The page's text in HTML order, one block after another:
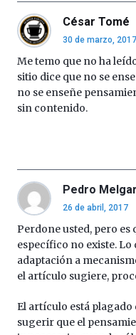
César Tomé
30 de marzo, 2017
Me temo que no ha
sitio dice que no se
no se enseñe
sin contenido.
Pedro Melgar
26 de abril, 2017
Perdone usted, pero
específico no existe. Lo
adaptación a
el artículo sugiere,
El artículo está plagado
sugerir que el